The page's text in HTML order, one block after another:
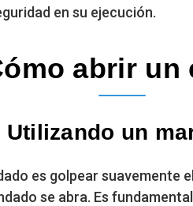
en su ejecución.
abrir
Utilizando un
es golpear suavemente
se abra. Es